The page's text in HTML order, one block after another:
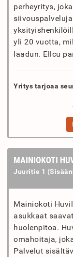
perheyritys,
yli 20 vuotta,
laadun. Ellcu
Yritys tarjoaa
MAINIOKOTI
Juuritie 1
Mainiokoti
asukkaat
huolenpitoa.
omahoitaja,
Palvelut